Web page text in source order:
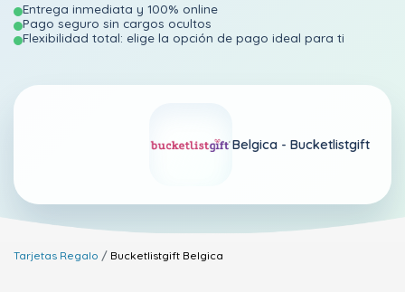
Entrega inmediata y 100% online
Pago seguro sin cargos ocultos
Flexibilidad total: elige la opción de pago ideal para ti
Belgica - Bucketlistgift
Tarjetas Regalo Bucketlistgift Belgica